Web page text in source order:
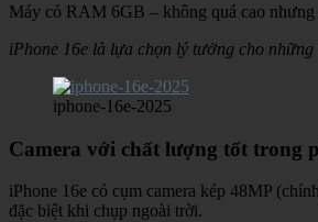
Máy có RAM 6GB – không quá cao
iPhone 16e là lựa chọn lý tưởng cho
iphone-16e-2025
Camera với chất lượng tốt trong
iPhone 16e có cụm camera kép 48MP
đặc biệt khi chụp ngoài trời.